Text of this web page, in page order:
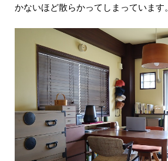
かないほど散らかってしまっています。